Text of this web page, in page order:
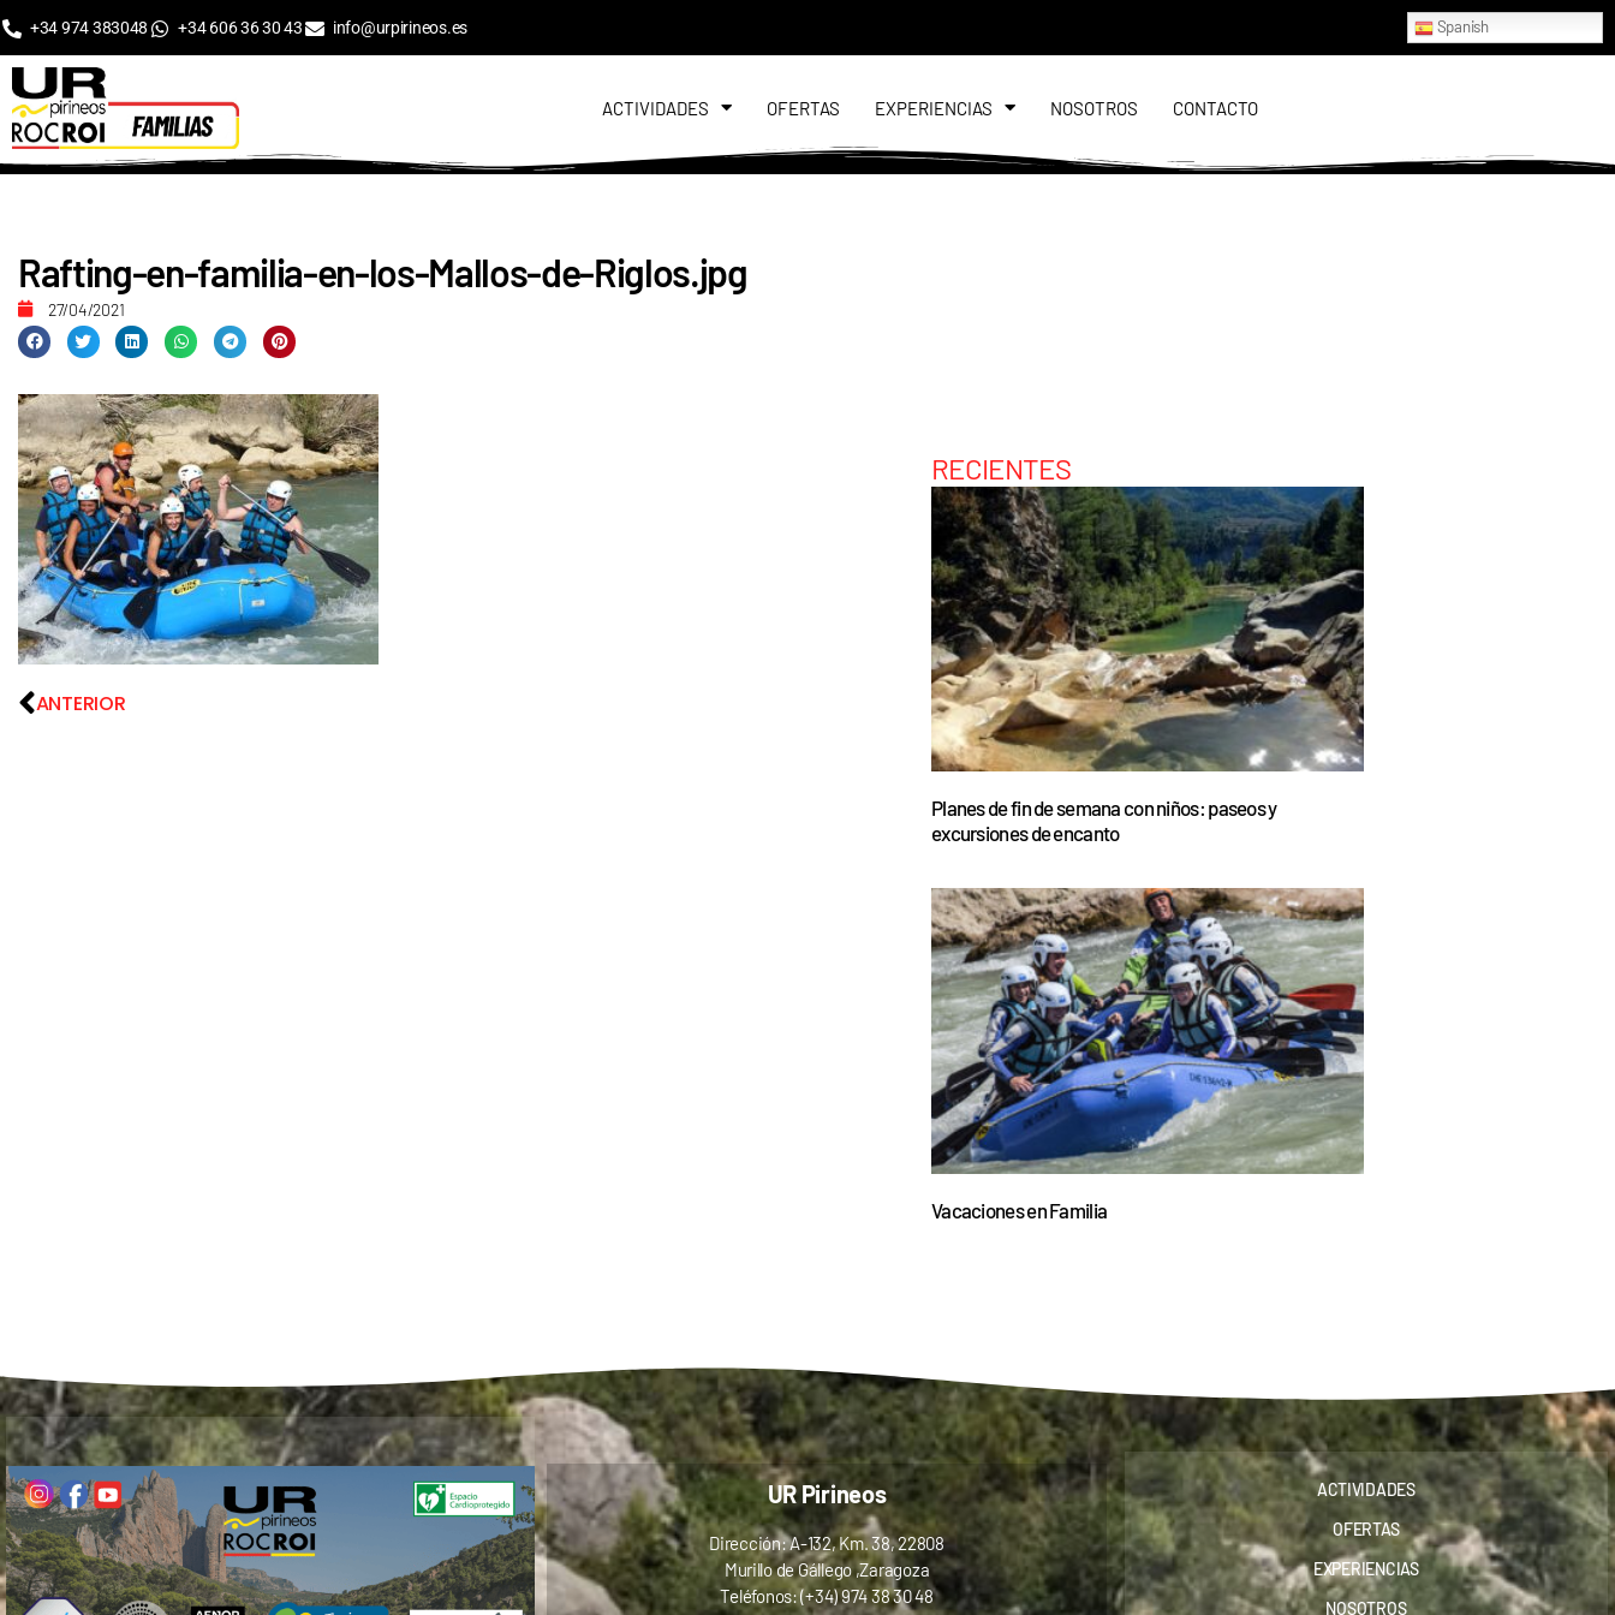
+34 974 383048 +34 606 36 30 43 info@urpirineos.es Spanish
ACTIVIDADES OFERTAS EXPERIENCIAS NOSOTROS CONTACTO
Rafting-en-familia-en-los-Mallos-de-Riglos.jpg
27/04/2021
ANTERIOR
RECIENTES
Planes de fin de semana con niños: paseos y
excursiones de encanto
Vacaciones en Familia
UR Pirineos
Dirección: A-132, Km. 38, 22808
Murillo de Gállego ,Zaragoza
Teléfonos: (+34) 974 38 30 48
ACTIVIDADES
OFERTAS
EXPERIENCIAS
NOSOTROS